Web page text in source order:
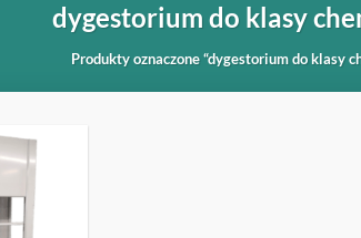
dygestorium do klasy
Produkty oznaczone “dygestorium do klasy